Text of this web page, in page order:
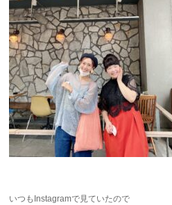
いつもInstagramで見ていたので